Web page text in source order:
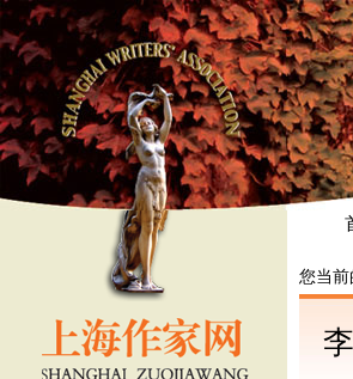
您当前